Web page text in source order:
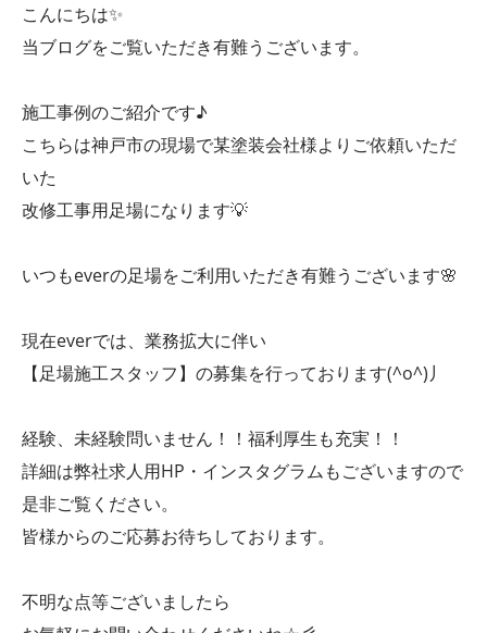
こんにちは✨
当ブログをご覧いただき有難うございます。
施工事例のご紹介です♪
こちらは神戸市の現場で某塗装会社様よりご依頼いただ
いた
改修工事用足場になります💡
いつもeverの足場をご利用いただき有難うございます🌸
現在everでは、業務拡大に伴い
【足場施工スタッフ】の募集を行っております(^o^)丿
経験、未経験問いません！！福利厚生も充実！！
詳細は弊社求人用HP・インスタグラムもございますので
是非ご覧ください。
皆様からのご応募お待ちしております。
不明な点等ございましたら